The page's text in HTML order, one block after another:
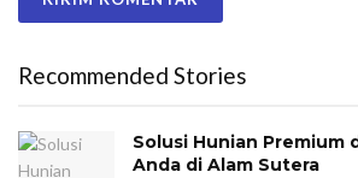
Recommended Stories
Solusi Hunian Premium
Anda di Alam Sutera